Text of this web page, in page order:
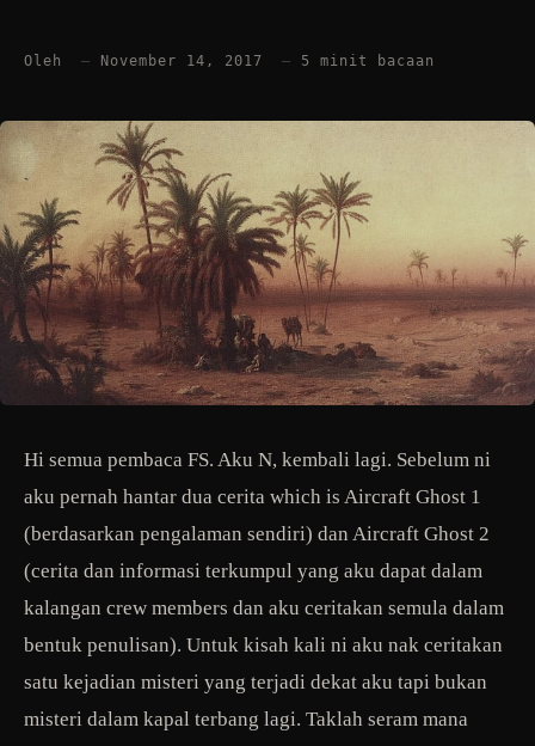
Oleh — November 14, 2017 — 5 minit bacaan
Hi semua pembaca FS. Aku N, kembali lagi. Sebelum ni
aku pernah hantar dua cerita which is Aircraft Ghost 1
(berdasarkan pengalaman sendiri) dan Aircraft Ghost 2
(cerita dan informasi terkumpul yang aku dapat dalam
kalangan crew members dan aku ceritakan semula dalam
bentuk penulisan). Untuk kisah kali ni aku nak ceritakan
satu kejadian misteri yang terjadi dekat aku tapi bukan
misteri dalam kapal terbang lagi. Taklah seram mana